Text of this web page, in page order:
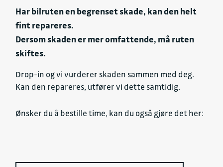
Har bilruten en begrenset skade, kan den helt
fint repareres.
Dersom skaden er mer omfattende, må ruten
skiftes.
Drop-in og vi vurderer skaden sammen med deg.
Kan den repareres, utfører vi dette samtidig.
Ønsker du å bestille time, kan du også gjøre det her: